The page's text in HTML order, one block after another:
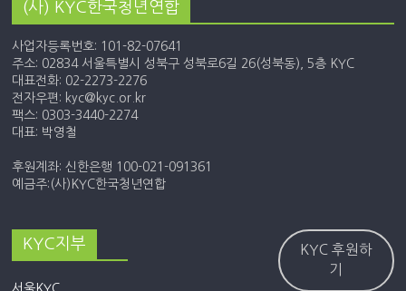
(사) KYC한국청년연합
사업자등록번호: 101-82-07641
주소: 02834 서울특별시 성북구 성북로6길 26(성북동), 5층 KYC
대표전화: 02-2273-2276
전자우편: kyc@kyc.or.kr
팩스: 0303-3440-2274
대표: 박영철
후원계좌: 신한은행 100-021-091361
예금주:(사)KYC한국청년연합
KYC지부
서울KYC
KYC 후원하
기